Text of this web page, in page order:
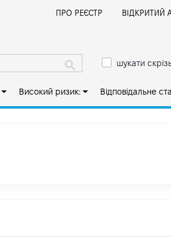
ПРО РЕЄСТР ВІДКРИТИЙ
шукати
Високий ризик: Відповідальне